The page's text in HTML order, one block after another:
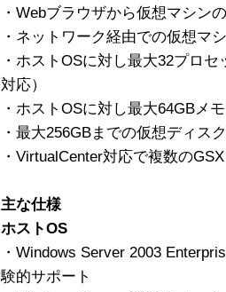
・Webブラウザから仮想マシン
・ネットワーク経由での仮想マ
・ホストOSに対し最大32プロ
対応）
・ホストOSに対し最大64GBメ
・最大256GBまでの仮想ディスク
・VirtualCenter対応で複数の
主な仕様
ホストOS
・Windows Server 2003
験的サポート